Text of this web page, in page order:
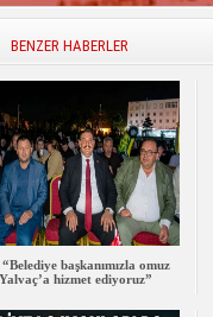
BENZER HABERLER
başkanımızla omuz
hizmet ediyoruz”